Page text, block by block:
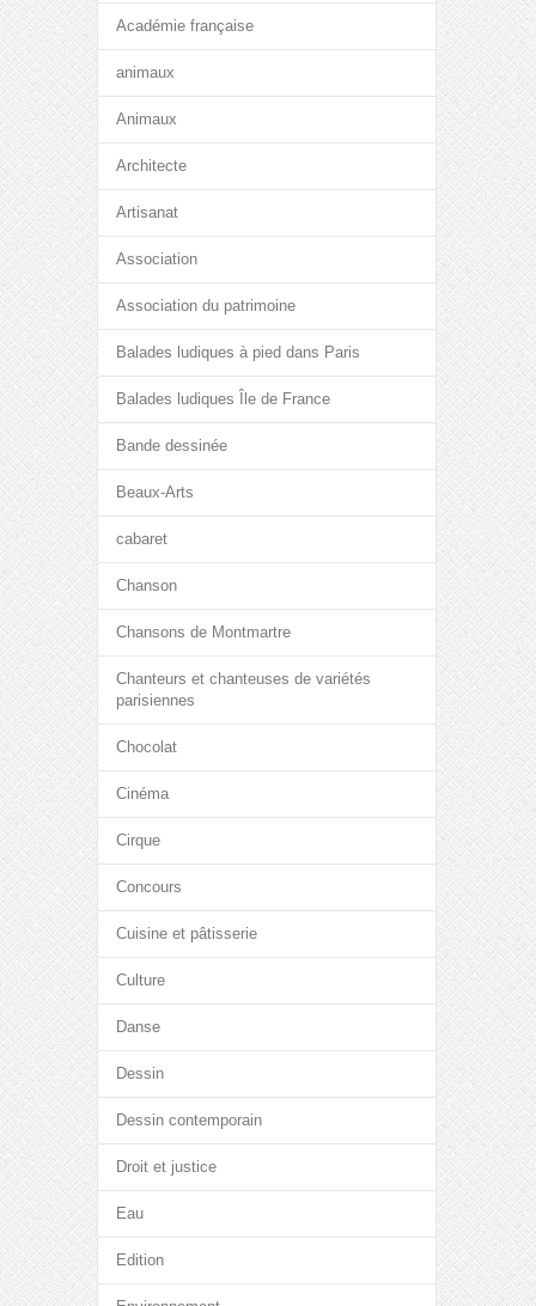
Académie française
animaux
Animaux
Architecte
Artisanat
Association
Association du patrimoine
Balades ludiques à pied dans Paris
Balades ludiques Île de France
Bande dessinée
Beaux-Arts
cabaret
Chanson
Chansons de Montmartre
Chanteurs et chanteuses de variétés
parisiennes
Chocolat
Cinéma
Cirque
Concours
Cuisine et pâtisserie
Culture
Danse
Dessin
Dessin contemporain
Droit et justice
Eau
Edition